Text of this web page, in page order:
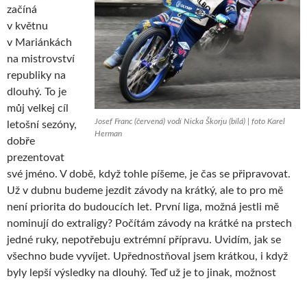
Josef Franc (červená) vodí Nicka Škorju (bílá) | foto Karel
Herman
začíná
v květnu
v Mariánkách
na mistrovství
republiky na
dlouhý. To je
můj velkej cíl
letošní sezóny,
dobře
prezentovat
své jméno. V době, když tohle píšeme, je čas se připravovat.
Už v dubnu budeme jezdit závody na krátký, ale to pro mě
není priorita do budoucích let. První liga, možná jestli mě
nominují do extraligy? Počítám závody na krátké na prstech
jedné ruky, nepotřebuju extrémní přípravu. Uvidím, jak se
všechno bude vyvíjet. Upřednostňoval jsem krátkou, i když
byly lepší výsledky na dlouhý. Teď už je to jinak, možnost